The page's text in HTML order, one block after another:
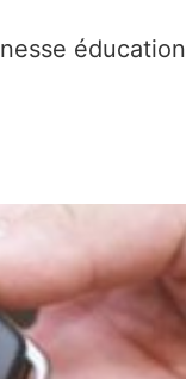
éducation